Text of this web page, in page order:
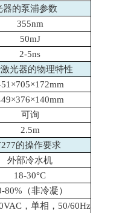
器的泵浦参数
355nm
50mJ
2-5ns
光器的物理特性
可询
2.5m
的操作要求
外部冷水机
18-30°C
80%（非冷凝）
，单相，50/60Hz